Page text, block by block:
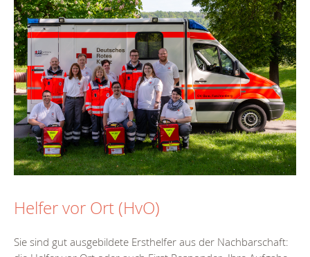
Helfer vor Ort (HvO)
Sie sind gut ausgebildete Ersthelfer aus der Nachbarschaft: